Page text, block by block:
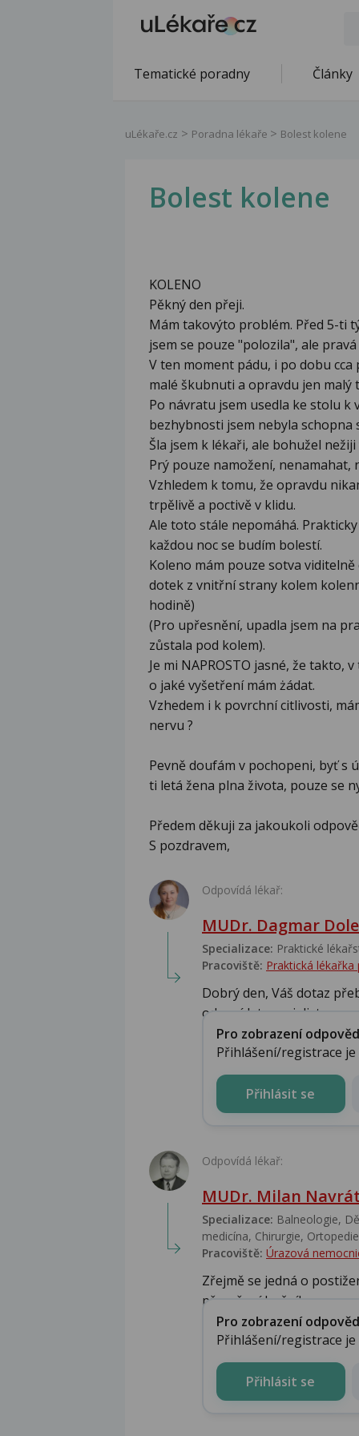
Tematické poradny Články
uLékaře.cz Poradna lékaře Bolest kolene
Bolest kolene
KOLENO
Pěkný den přeji.
Mám takovýto problém. Před 5-ti
jsem se pouze "polozila", ale
V ten moment pádu, i po dobu
malé škubnuti a opravdu jen malý
Po návratu jsem usedla ke stolu k
bezhybnosti jsem nebyla schopna
Šla jsem k lékaři, ale bohužel
Prý pouze namožení,
Vzhledem k tomu, že opravdu
trpělivě a poctivě v klidu.
Ale toto stále nepomáhá.
každou noc se budím bolestí.
Koleno mám pouze sotva
dotek z vnitřní strany kolem
hodině)
(Pro upřesnění, upadla jsem na
zůstala pod kolem).
Je mi NAPROSTO jasné, že takto,
o jaké vyšetření mám żádat.
Vzhedem i k povrchní citlivosti,
nervu ?
Pevně doufám v pochopeni, byť s
ti letá žena plna života, pouze se
Předem děkuji za jakoukoli
S pozdravem,
Odpovídá lékař:
MUDr. Dagmar
Specializace: Praktické
Pracoviště: Praktická
Dobrý den, Váš dotaz
odpovídat specialista ....
Pro zobrazení
Přihlášení/registrace
Přihlásit se
Odpovídá lékař:
MUDr. Milan
Specializace: Balneologie,
medicína, Chirurgie,
Pracoviště: Úrazová
Zřejmě se jedná o
přerušení bočního ...
Pro zobrazení
Přihlášení/registrace
Přihlásit se